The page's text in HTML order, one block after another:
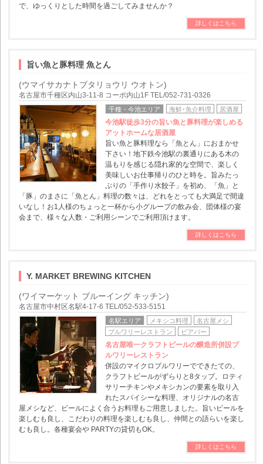
で、ゆっくりとした時間を過ごしてみませんか？
詳しくはこちら
旨い魚と豚料理 魚とん
(ウマイサカナトブタリョウリ ウオトン)
名古屋市千種区内山3-11-8 コーポ内山1F TEL/052-731-0326
千種・今池エリア 海鮮･魚介料理 居酒屋
今池駅徒歩3分の旨い魚と豚料理が楽しめる
アットホームな居酒屋
旨い魚と豚料理なら「魚とん」におまかせ
下さい！地下鉄今池駅の裏通りにある木の
温もりを感じる隠れ家的な空間で、楽しく
美味しいお仕事帰りのひと時を。旨みたっ
ぷりの「手作り水餃子」を初め、「魚」と
「豚」のまさに「魚とん」料理の数々は、どれをとっても大満足で間違
いなし！お1人様のちょっと一杯から小グループの飲み会、団体様の宴
会まで、様々な人数・ご利用シーンでご利用頂けます。
詳しくはこちら
Y. MARKET BREWING KITCHEN
(ワイマーケット ブルーイング キッチン)
名古屋市中村区名駅4-17-6 TEL/052-533-5151
名駅エリア メキシコ料理
名古屋メシ
ブルワリーレストラン
ビアバー
名古屋唯一クラフトビールの醸造所併設ブ
ルワリーレストラン
併設のマイクロブルワリーでできたての、
クラフトビールがずらりと8タップ。ロティ
サリーチキンやメキシカンの要素を取り入
れたスパイシーな料理、オリジナルの名古
屋メシなど、ビールによく合うお料理もご用意しました。旨いビールを
楽しむも良し、こだわりの料理を楽しむも良し、仲間との語らいを楽し
むも良し。各種宴会や PARTYの貸切もOK。
詳しくはこちら